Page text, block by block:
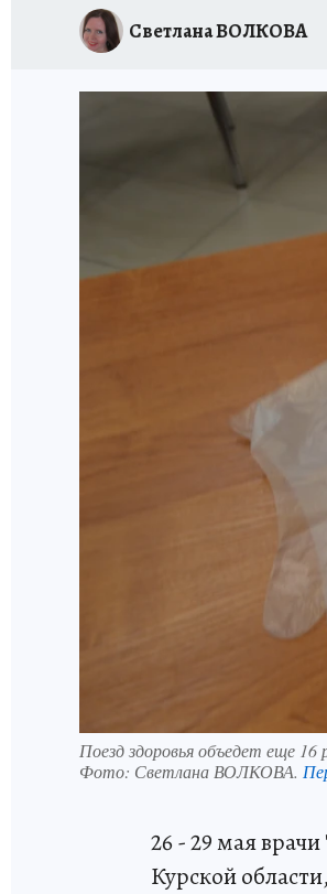
Светлана ВОЛКОВА
Поезд здоровья объедет еще 16
Фото: Светлана ВОЛКОВА.
26 - 29 мая
Курской